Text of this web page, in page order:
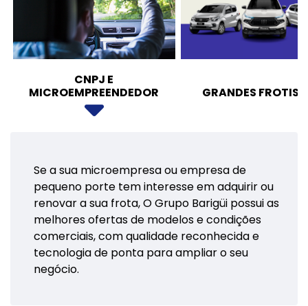
CNPJ E
MICROEMPREENDEDOR
GRANDES
Se a sua microempresa ou empresa de
pequeno porte tem interesse em adquirir ou
renovar a sua frota, O Grupo Barigüi possui as
melhores ofertas de modelos e condições
comerciais, com qualidade reconhecida e
tecnologia de ponta para ampliar o seu
negócio.